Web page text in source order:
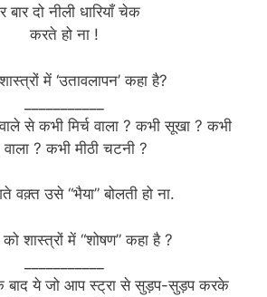
बार दो नीली धारियाँ चेक
करते हो ना !
में ‘उतावलापन’ कहा है?
से कभी मिर्च वाला ? कभी सूखा ? कभी
वाला ? कभी मीठी चटनी ?
वक़्त उसे “भैया” बोलती हो ना.
शास्त्रों में “शोषण” कहा है ?
बाद ये जो आप स्ट्रा से सुड़प-सुड़प करके